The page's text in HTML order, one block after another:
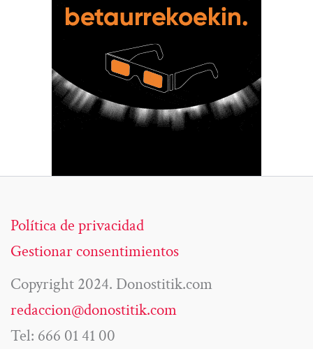
Política de privacidad
Gestionar consentimientos
Copyright 2024. Donostitik.com
redaccion@donostitik.com
Tel: 666 01 41 00